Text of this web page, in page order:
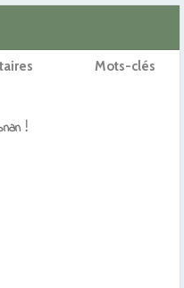
Mots-clés
!